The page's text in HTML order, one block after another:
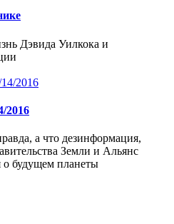
Дэвида Уилкока и
2016
а что дезинформация,
Земли и Альянс
о будущем планеты